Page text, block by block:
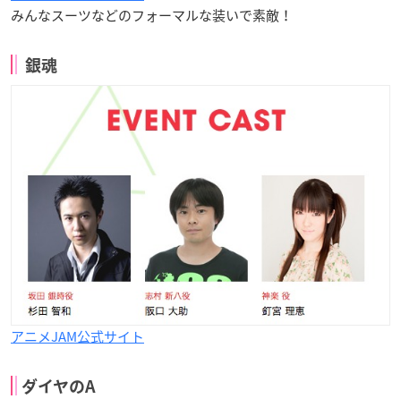
みんなスーツなどのフォーマルな装いで素敵！
銀魂
アニメJAM公式サイト
ダイヤのA